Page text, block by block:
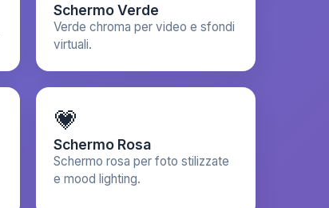
Schermo Verde
Verde chroma per video e sfondi
virtuali.
💗
Schermo Rosa
Schermo rosa per foto stilizzate
e mood lighting.